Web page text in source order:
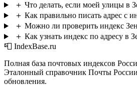
＋ Что делать, если моей улицы в
＋ Как правильно писать адрес с
＋ Можно ли проверить индекс
＋ Как узнать индекс по адресу в
📮 IndexBase.ru
Полная база почтовых индексов
Эталонный справочник Почты
обновления.